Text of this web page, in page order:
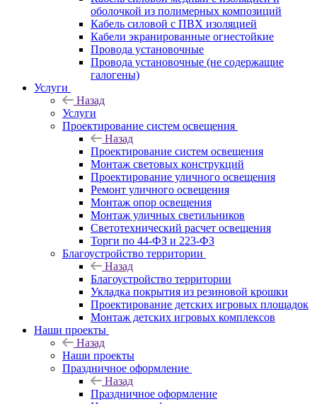
оболочкой из полимерных композиций
Кабель силовой с ПВХ изоляцией
Кабели экранированные огнестойкие
Провода установочные
Провода установочные (не содержащие
галогены)
Услуги
Назад
Услуги
Проектирование систем освещения
Назад
Проектирование систем освещения
Монтаж световых конструкций
Проектирование уличного освещения
Ремонт уличного освещения
Монтаж опор освещения
Монтаж уличных светильников
Светотехнический расчет освещения
Торги по 44-ФЗ и 223-ФЗ
Благоустройство территории
Назад
Благоустройство территории
Укладка покрытия из резиновой крошки
Проектирование детских игровых площадок
Монтаж детских игровых комплексов
Наши проекты
Назад
Наши проекты
Праздничное оформление
Назад
Праздничное оформление